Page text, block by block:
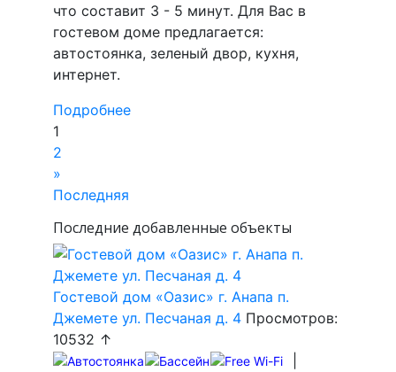
что составит 3 - 5 минут. Для Вас в
гостевом доме предлагается:
автостоянка, зеленый двор, кухня,
интернет.
Подробнее
1
2
»
Последняя
Последние добавленные объекты
Гостевой дом «Оазис» г. Анапа п.
Джемете ул. Песчаная д. 4 Просмотров:
10532 ↑